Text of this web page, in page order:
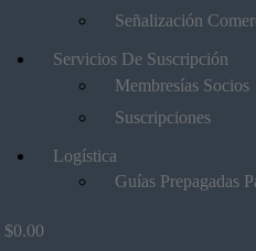
Señalización
Servicios De Suscripción
Membresías Socios
Suscripciones
Logística
Guías Prepagadas
$0.00